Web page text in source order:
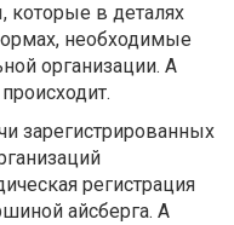
в деталях
необходимые
организации. А
зарегистрированных
регистрация
айсберга. А